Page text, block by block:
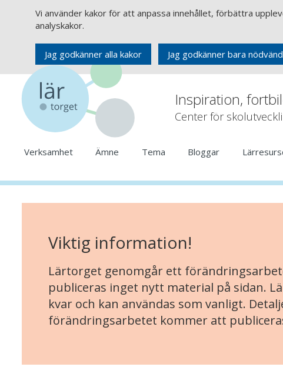
Vi använder kakor för att anpassa innehållet, förbättra
analyskakor.
Jag godkänner alla kakor Jag godkänner bara
Inspiration,
Center för
Verksamhet Ämne Tema Bloggar
Viktig information!
Lärtorget genomgår ett
publiceras inget nytt material på sidan.
kvar och kan användas som vanligt.
förändringsarbetet kommer att